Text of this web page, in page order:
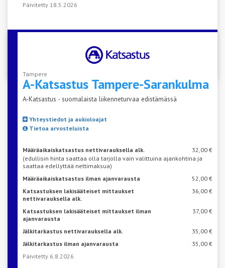
Päivitetty 18.5.2026
VARAA AIKA KATSASTUKSEEN
Tampere
A-Katsastus Tampere-Sarankulma
A-Katsastus - suomalaista liikenneturvaa edistämässä
Yhteystiedot ja aukioloajat
Tietoa arvosteluista
Määräaikaiskatsastus nettivarauksella alk.
32,00 €
(edullisin hinta saattaa olla tarjolla vain valittuina ajankohtina ja
saattaa edellyttää nettimaksua)
Määräaikaiskatsastus ilman ajanvarausta
52,00 €
Katsastuksen lakisääteiset mittaukset
nettivarauksella alk.
36,00 €
Katsastuksen lakisääteiset mittaukset ilman
ajanvarausta
37,00 €
Jälkitarkastus nettivarauksella alk.
35,00 €
Jälkitarkastus ilman ajanvarausta
35,00 €
Päivitetty 6.8.2026